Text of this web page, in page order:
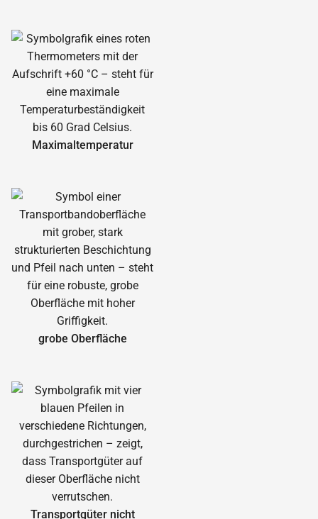
Maximal­temperatur
grobe Oberfläche
Transportgüter nicht